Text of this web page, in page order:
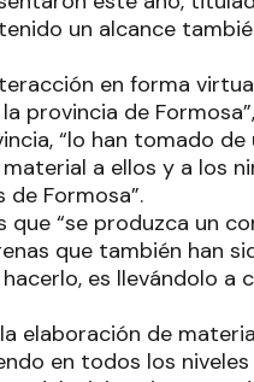
un alcance
en forma
provincia de
“lo han tomado de
a ellos y a los
Formosa”.
que “se produzca un
que también han
es llevándolo a
elaboración de
en todos los